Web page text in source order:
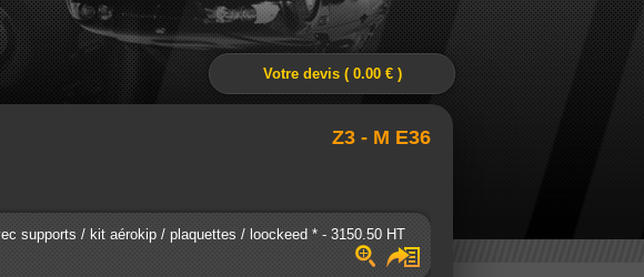
Z3 - M E36
Votre devis ( 0.00 € )
supports / kit aérokip / plaquettes / loockeed * - 3150.50 HT